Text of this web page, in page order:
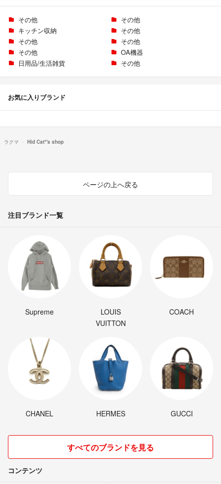
その他
その他
キッチン収納
その他
その他
その他
その他
OA機器
日用品/生活雑貨
その他
お気に入りブランド
ラクマ Hid Cat*'s shop
ページの上へ戻る
注目ブランド一覧
Supreme
LOUIS
VUITTON
COACH
CHANEL HERMES GUCCI
すべてのブランドを見る
コンテンツ